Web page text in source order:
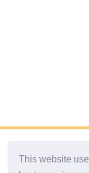
This website